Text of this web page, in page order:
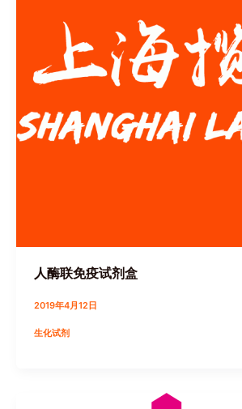
人酶联免疫试剂盒
2019年4月12日
生化试剂